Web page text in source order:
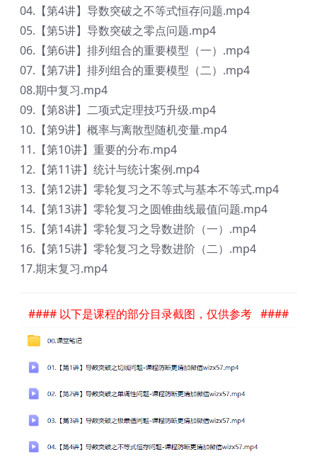
04.【第4讲】导数突破之不等式恒存问题.mp4
05.【第5讲】导数突破之零点问题.mp4
06.【第6讲】排列组合的重要模型（一）.mp4
07.【第7讲】排列组合的重要模型（二）.mp4
08.期中复习.mp4
09.【第8讲】二项式定理技巧升级.mp4
10.【第9讲】概率与离散型随机变量​.mp4
11.【第10讲】重要的分布.mp4
12.【第11讲】统计与统计案例.mp4
13.【第12讲】零轮复习之不等式与基本不等式.mp4
14.【第13讲】零轮复习之圆锥曲线最值问题.mp4
15.【第14讲】零轮复习之导数进阶（一）.mp4
16.【第15讲】零轮复习之导数进阶（二）.mp4
17.期末复习.mp4
#### 以下是课程的部分目录截图，仅供参考 ####